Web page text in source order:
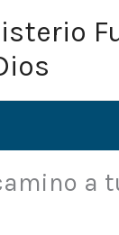
a